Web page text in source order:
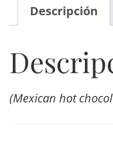
Descripción
(Mexican hot